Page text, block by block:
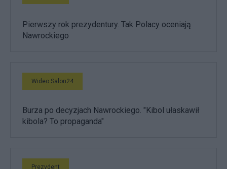
Pierwszy rok prezydentury. Tak Polacy oceniają
Nawrockiego
Wideo Salon24
Burza po decyzjach Nawrockiego. "Kibol ułaskawił
kibola? To propaganda"
Prezydent